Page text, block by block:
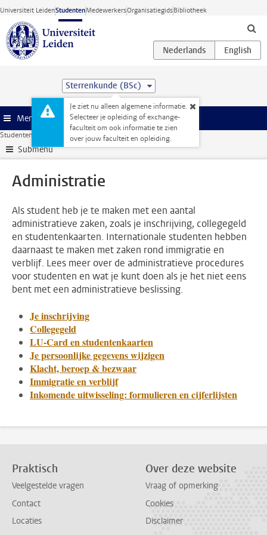
Ga direct naar de inhoud
Universiteit LeidenStudentenMedewerkersOrganisatiegidsBibliotheek
Sterrenkunde (BSc)
Je ziet nu alleen algemene informatie.
Selecteer je opleiding of exchange-
faculteit om ook informatie te zien
over jouw faculteit en opleiding.
Menu
Studentenwebsite Administratie
Submenu
Administratie
Als student heb je te maken met een aantal
administratieve zaken, zoals je inschrijving, collegegeld
en studentenkaarten. Internationale studenten hebben
daarnaast te maken met zaken rond immigratie en
verblijf. Lees meer over de administratieve procedures
voor studenten en wat je kunt doen als je het niet eens
bent met een administratieve beslissing.
Je inschrijving
Collegegeld
LU-Card en studentenkaarten
Je persoonlijke gegevens wijzigen
Klacht, beroep & bezwaar
Immigratie en verblijf
Inkomende uitwisseling: formulieren en cijferlijsten
Praktisch
Veelgestelde vragen
Contact
Locaties
Over deze website
Vraag of opmerking
Cookies
Disclaimer